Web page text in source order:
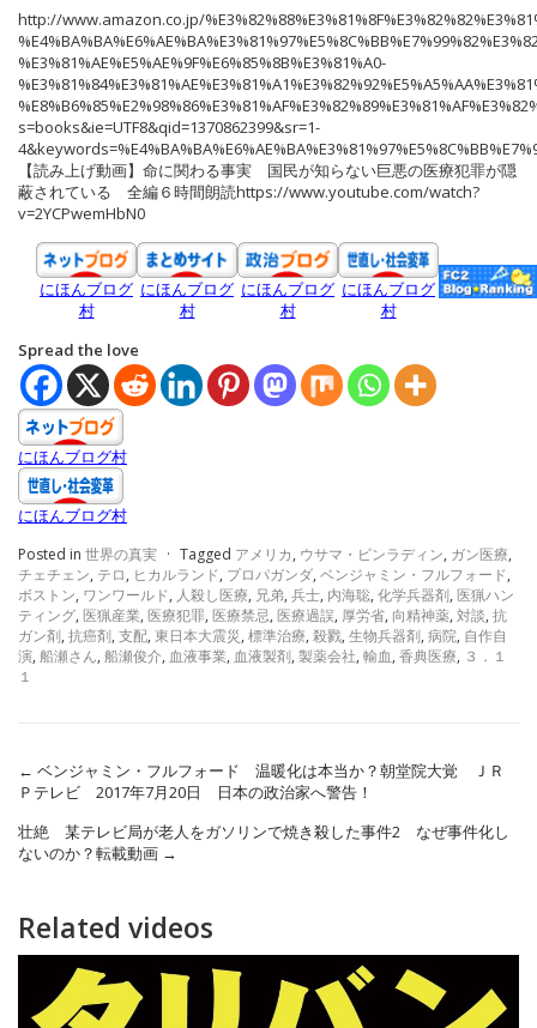
http://www.amazon.co.jp/
%E3%81%AE%E5%AE%9F%E6%85%8B%E3%81%A0-
s=books&ie=UTF8&qid=1370862399&sr=1-
【読み上げ動画】命に関わる事実 国民が知らない巨悪の医療犯罪が隠
蔽されている 全編６時間朗読https://www.youtube.com/watch?
v=2YCPwemHbN0
にほんブログ
村
にほんブログ
村
にほんブログ
村
にほんブログ
村
Spread the love
にほんブログ村
にほんブログ村
Posted in 世界の真実 · Tagged アメリカ, ウサマ・ビンラディン, ガン医療,
チェチェン, テロ, ヒカルランド, プロパガンダ, ベンジャミン・フルフォード,
ボストン, ワンワールド, 人殺し医療, 兄弟, 兵士, 内海聡, 化学兵器剤, 医猟ハン
ティング, 医猟産業, 医療犯罪, 医療禁忌, 医療過誤, 厚労省, 向精神薬, 対談, 抗
ガン剤, 抗癌剤, 支配, 東日本大震災, 標準治療, 殺戮, 生物兵器剤, 病院, 自作自
演, 船瀬さん, 船瀬俊介, 血液事業, 血液製剤, 製薬会社, 輸血, 香典医療, ３．１
１
← ベンジャミン・フルフォード 温暖化は本当か？朝堂院大覚 ＪＲ
Ｐテレビ 2017年7月20日 日本の政治家へ警告！
壮絶 某テレビ局が老人をガソリンで焼き殺した事件2 なぜ事件化し
ないのか？転載動画 →
Related videos